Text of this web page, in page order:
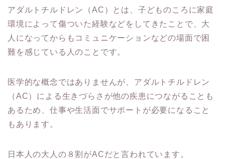
アダルトチルドレン（AC）とは、子どものころに家庭
環境によって傷ついた経験などをしてきたことで、大
人になってからもコミュニケーションなどの場面で困
難を感じている人のことです。
医学的な概念ではありませんが、アダルトチルドレン
（AC）による生きづらさが他の疾患につながることも
あるため、仕事や生活面でサポートが必要になること
もあります。
日本人の大人の８割がACだと言われています。